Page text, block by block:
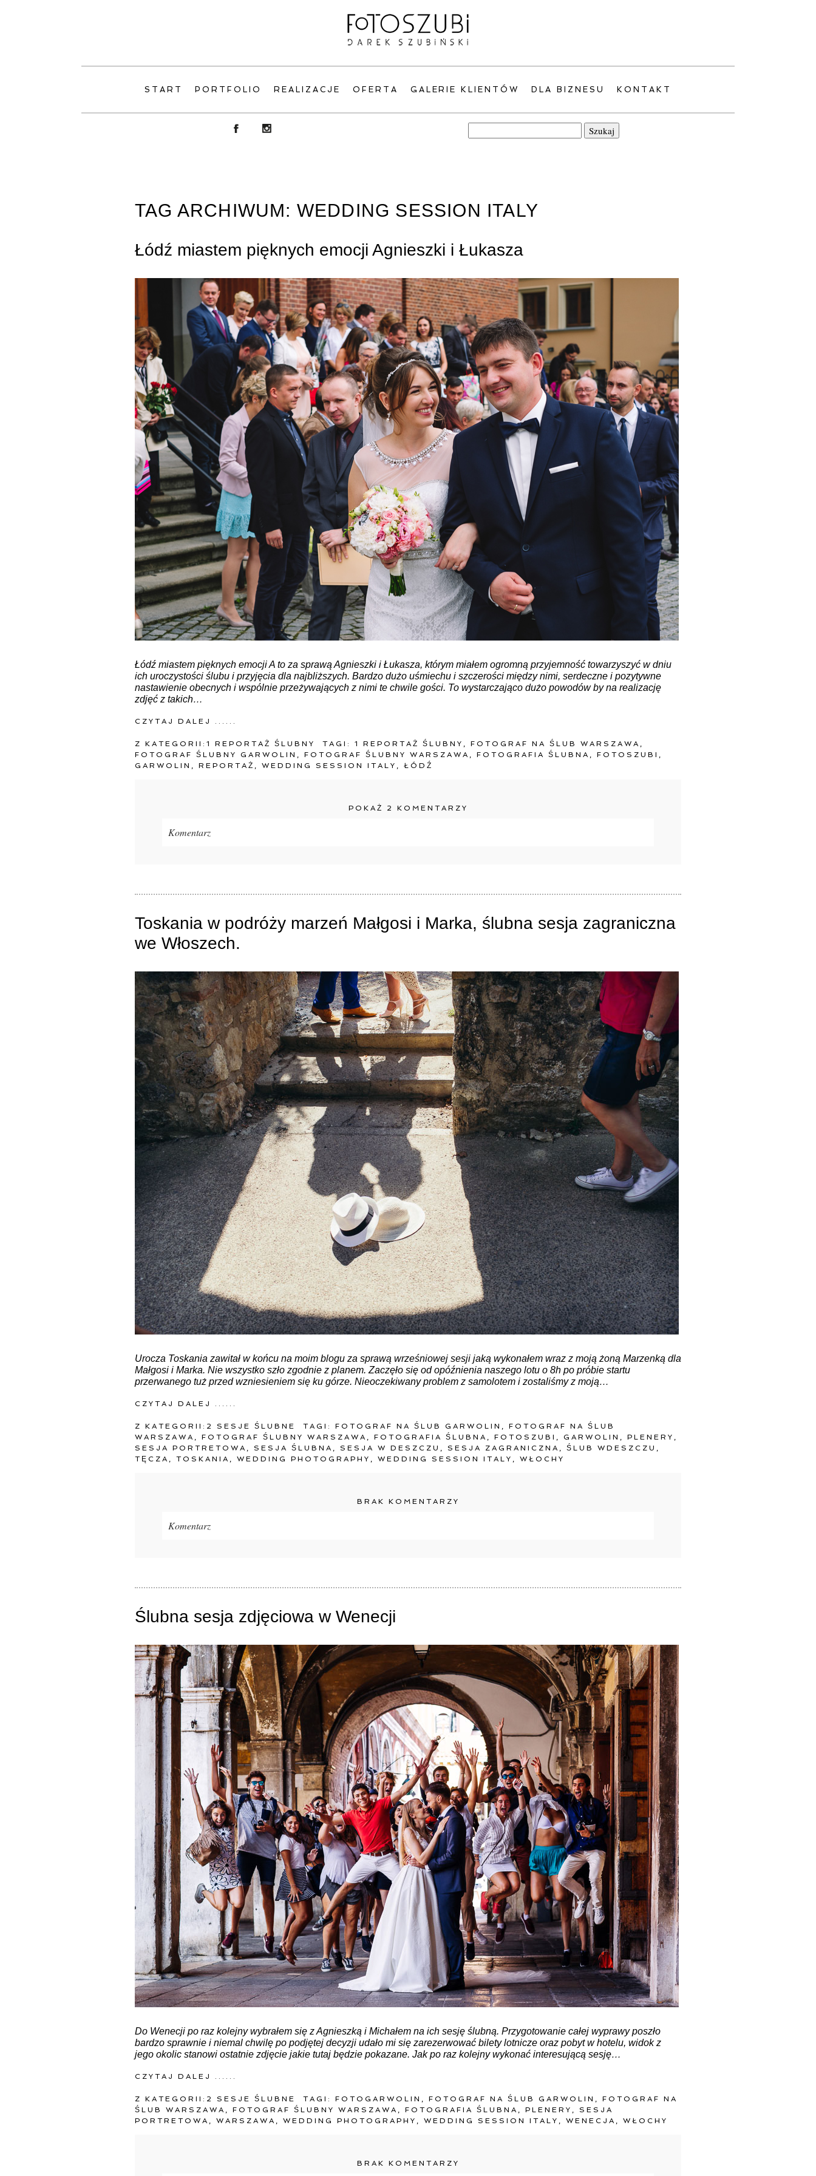
START PORTFOLIO REALIZACJE OFERTA GALERIE KLIENTÓW DLA BIZNESU KONTAKT
Szukaj:
TAG ARCHIWUM: WEDDING SESSION ITALY
Łódź miastem pięknych emocji Agnieszki i Łukasza
Łódź miastem pięknych emocji A to za sprawą Agnieszki i Łukasza, którym miałem ogromną przyjemność towarzyszyć w dniu
ich uroczystości ślubu i przyjęcia dla najbliższych. Bardzo dużo uśmiechu i szczerości między nimi, serdeczne i pozytywne
nastawienie obecnych i wspólnie przeżywających z nimi te chwile gości. To wystarczająco dużo powodów by na realizację
zdjęć z takich…
CZYTAJ DALEJ ......
Z KATEGORII: 1 REPORTAŻ ŚLUBNY TAGI: 1 REPORTAŻ ŚLUBNY , FOTOGRAF NA ŚLUB WARSZAWA ,
FOTOGRAF ŚLUBNY GARWOLIN , FOTOGRAF ŚLUBNY WARSZAWA , FOTOGRAFIA ŚLUBNA , FOTOSZUBI ,
GARWOLIN , REPORTAŻ , WEDDING SESSION ITALY , ŁÓDŹ
POKAŻ 2 KOMENTARZY
Komentarz
ZAMIEŚĆ KOMENTARZ
Toskania w podróży marzeń Małgosi i Marka, ślubna sesja zagraniczna
we Włoszech.
Urocza Toskania zawitał w końcu na moim blogu za sprawą wrześniowej sesji jaką wykonałem wraz z moją żoną Marzenką dla
Małgosi i Marka. Nie wszystko szło zgodnie z planem. Zaczęło się od opóźnienia naszego lotu o 8h po próbie startu
przerwanego tuż przed wzniesieniem się ku górze. Nieoczekiwany problem z samolotem i zostaliśmy z moją…
CZYTAJ DALEJ ......
Z KATEGORII: 2 SESJE ŚLUBNE TAGI: FOTOGRAF NA ŚLUB GARWOLIN , FOTOGRAF NA ŚLUB
WARSZAWA , FOTOGRAF ŚLUBNY WARSZAWA , FOTOGRAFIA ŚLUBNA , FOTOSZUBI , GARWOLIN , PLENERY ,
SESJA PORTRETOWA , SESJA ŚLUBNA , SESJA W DESZCZU , SESJA ZAGRANICZNA , ŚLUB WDESZCZU ,
TĘCZA , TOSKANIA , WEDDING PHOTOGRAPHY , WEDDING SESSION ITALY , WŁOCHY
BRAK KOMENTARZY
Komentarz
ZAMIEŚĆ KOMENTARZ
Ślubna sesja zdjęciowa w Wenecji
Do Wenecji po raz kolejny wybrałem się z Agnieszką i Michałem na ich sesję ślubną. Przygotowanie całej wyprawy poszło
bardzo sprawnie i niemal chwilę po podjętej decyzji udało mi się zarezerwować bilety lotnicze oraz pobyt w hotelu, widok z
jego okolic stanowi ostatnie zdjęcie jakie tutaj będzie pokazane. Jak po raz kolejny wykonać interesującą sesję…
CZYTAJ DALEJ ......
Z KATEGORII: 2 SESJE ŚLUBNE TAGI: FOTOGARWOLIN , FOTOGRAF NA ŚLUB GARWOLIN , FOTOGRAF NA
ŚLUB WARSZAWA , FOTOGRAF ŚLUBNY WARSZAWA , FOTOGRAFIA ŚLUBNA , PLENERY , SESJA
PORTRETOWA , WARSZAWA , WEDDING PHOTOGRAPHY , WEDDING SESSION ITALY , WENECJA , WŁOCHY
BRAK KOMENTARZY